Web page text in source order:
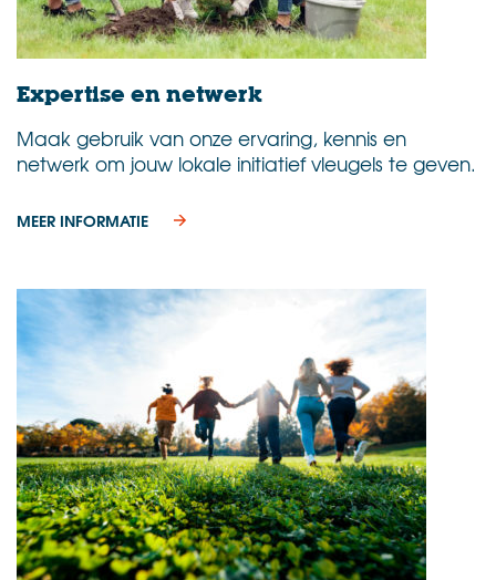
Expertise en netwerk
Maak gebruik van onze ervaring, kennis en
netwerk om jouw lokale initiatief vleugels te geven.
MEER INFORMATIE